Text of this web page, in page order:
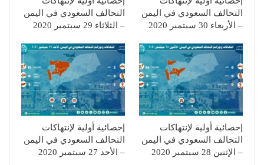
التحالف السعودي في اليمن
– الأربعاء 30 سبتمبر 2020
التحالف السعودي في اليمن
– الثلاثاء 29 سبتمبر 2020
إحصائية أولية لإنتهاكات
التحالف السعودي في اليمن
– الإثنين 28 سبتمبر 2020
إحصائية أولية لإنتهاكات
التحالف السعودي في اليمن
– الأحد 27 سبتمبر 2020